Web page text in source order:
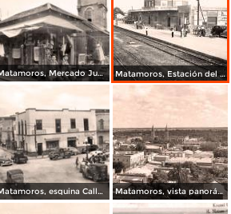
Matamoros, Mercado Juárez, 1963 Matamoros, Estación del Ferrocarril, 1947
Matamoros, esquina Calle 6a. y General González Matamoros, vista panorámica, 1959